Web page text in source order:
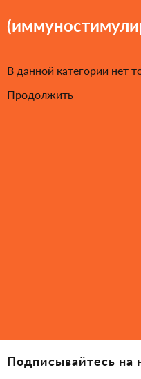
В данной категории нет
Продолжить
Подписывайтесь на